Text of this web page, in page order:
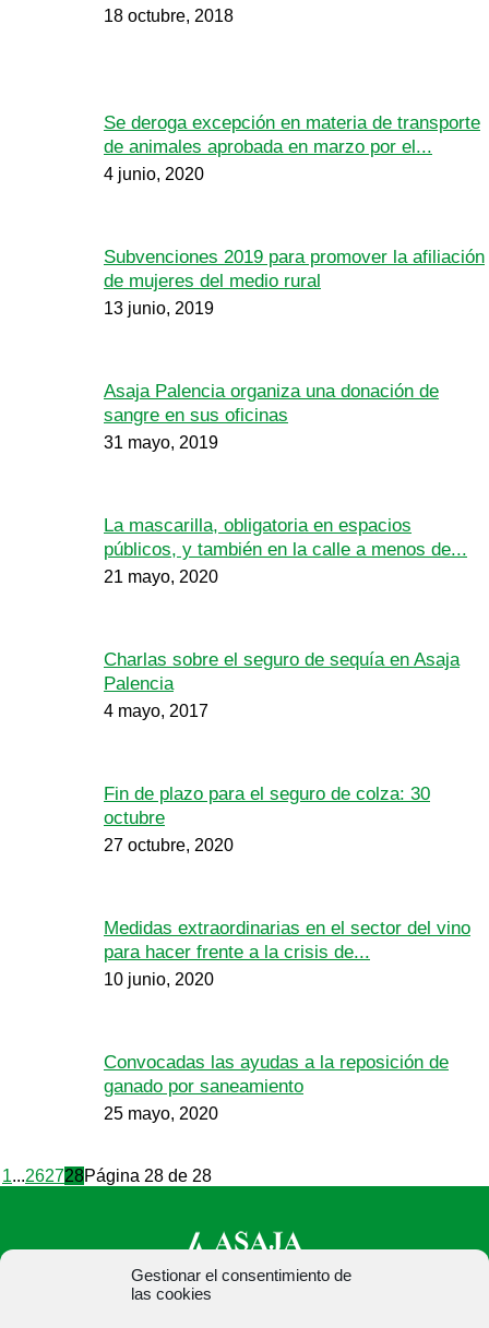
Gestionar el consentimiento de
las cookies
18 octubre, 2018
Se deroga excepción en materia de transporte
de animales aprobada en marzo por el...
4 junio, 2020
Subvenciones 2019 para promover la afiliación
de mujeres del medio rural
13 junio, 2019
Asaja Palencia organiza una donación de
sangre en sus oficinas
31 mayo, 2019
La mascarilla, obligatoria en espacios
públicos, y también en la calle a menos de...
21 mayo, 2020
Charlas sobre el seguro de sequía en Asaja
Palencia
4 mayo, 2017
Fin de plazo para el seguro de colza: 30
octubre
27 octubre, 2020
Medidas extraordinarias en el sector del vino
para hacer frente a la crisis de...
10 junio, 2020
Convocadas las ayudas a la reposición de
ganado por saneamiento
25 mayo, 2020
1...262728Página 28 de 28